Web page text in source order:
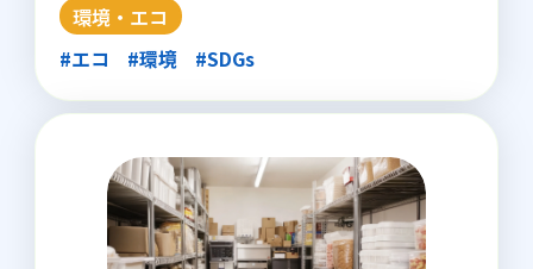
環境・エコ
#エコ
#環境 #SDGs